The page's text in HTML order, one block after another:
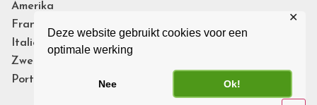
Deze website gebruikt cookies voor een
optimale werking
Nee Ok!
✕
Amerika
Frankrijk
Italie
Zweden
Portugal